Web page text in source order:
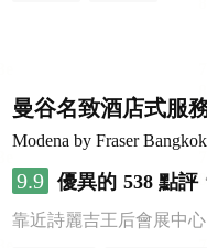
曼谷名致酒店式服
Modena by Fraser Bangkok
9.9 優異的 538 點評
靠近詩麗吉王后會展中心